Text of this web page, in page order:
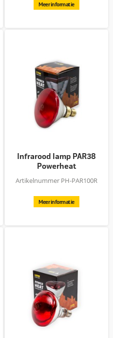
Meer informatie
Infrarood lamp PAR38
Powerheat
Artikelnummer PH-PAR100R
Meer informatie